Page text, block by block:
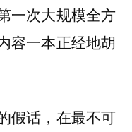
一次大规模全方
容一本正经地胡
假话，在最不可